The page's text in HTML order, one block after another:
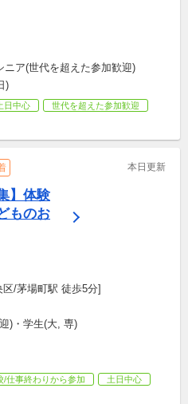
ア(世代を超えた参加歓迎)
)
日中心
世代を超えた参加歓迎
本日更新
】体験
ものお
/茅場町駅 徒歩5分]
)・学生(大, 専)
/仕事終わりから参加
土日中心